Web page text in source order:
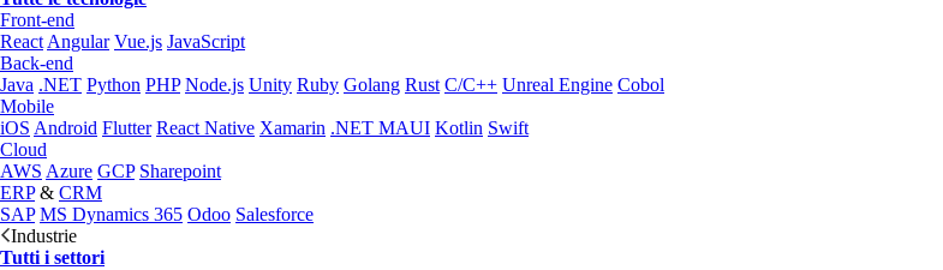
Front-end
React Angular Vue.js JavaScript
Back-end
Java .NET Python PHP Node.js Unity Ruby Golang Rust C/C++ Unreal Engine Cobol
Mobile
iOS Android Flutter React Native Xamarin .NET MAUI Kotlin Swift
Cloud
AWS Azure GCP Sharepoint
ERP& CRM
SAP MS Dynamics 365 Odoo Salesforce
Industrie
Tutti i settori